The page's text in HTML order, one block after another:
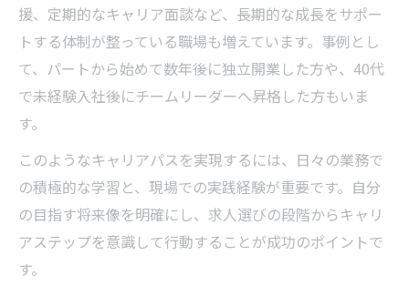
援、定期的なキャリア面談など、長期的な成長をサポー
トする体制が整っている職場も増えています。事例とし
て、パートから始めて数年後に独立開業した方や、40代
で未経験入社後にチームリーダーへ昇格した方もいま
す。
このようなキャリアパスを実現するには、日々の業務で
の積極的な学習と、現場での実践経験が重要です。自分
の目指す将来像を明確にし、求人選びの段階からキャリ
アステップを意識して行動することが成功のポイントで
す。